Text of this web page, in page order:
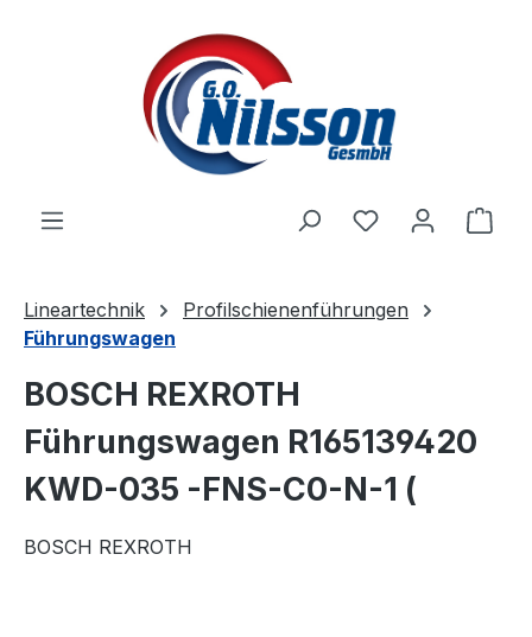
Zum Hauptinhalt springen
Lineartechnik
Profilschienenführungen
Führungswagen
BOSCH REXROTH
Führungswagen R165139420
KWD-035 -FNS-C0-N-1 (
BOSCH REXROTH